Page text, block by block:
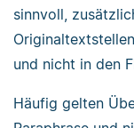
sinnvoll,
und nicht in den
Häufig gelten